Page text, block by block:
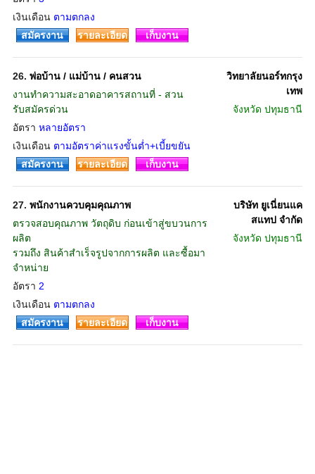
เงินเดือน ตามตกลง
สมัครงาน รายละเอียด เก็บงาน
26. พ่อบ้าน / แม่บ้าน / คนสวน
งานทำความสะอาดอาคารสถานที่ - สวน
รับสมัครด่วน
อัตรา หลายอัตรา
เงินเดือน ตามอัตราค่าแรงขั้นต่ำ+เบี้ยขยัน
วิทยาลัยนอร์ทกรุง
เทพ
จังหวัด ปทุมธานี
สมัครงาน รายละเอียด เก็บงาน
27. พนักงานควบคุมคุณภาพ
ตรวจสอบคุณภาพ วัตถุดิบ ก่อนเข้าสู่ขบวนการ
ผลิต
รวมถึง สินค้าสำเร็จรูปจากการผลิต และซื้อมา
จำหน่าย
อัตรา 2
เงินเดือน ตามตกลง
บริษัท ยูเนี่ยนแค
สแทป จำกัด
จังหวัด ปทุมธานี
สมัครงาน รายละเอียด เก็บงาน